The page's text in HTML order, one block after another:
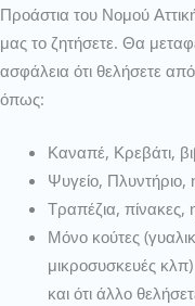
Προάστια του Νομού
μας το ζητήσετε. Θα
ασφάλεια ότι θελήσετε
όπως:
Καναπέ, Κρεβάτι,
Ψυγείο, Πλυντήριο,
Τραπέζια, πίνακες,
Μόνο κούτες
μικροσυσκευές κλπ)
και ότι άλλο